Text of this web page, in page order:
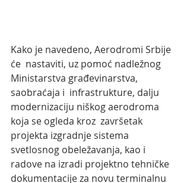
Kako je navedeno, Aerodromi Srbije
će  nastaviti, uz pomoć nadležnog
Ministarstva građevinarstva,
saobraćaja i  infrastrukture, dalju
modernizaciju niškog aerodroma
koja se ogleda kroz  završetak
projekta izgradnje sistema
svetlosnog obeležavanja, kao i
radove na izradi projektno tehničke
dokumentacije za novu terminalnu